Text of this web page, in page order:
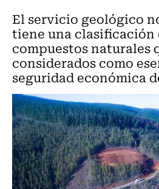
El servicio geológico
tiene una clasificación
compuestos naturales
considerados como
seguridad económica